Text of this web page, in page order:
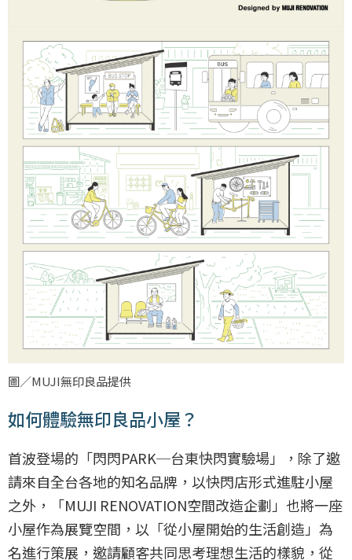
圖／MUJI無印良品提供
如何體驗無印良品小屋？
首波登場的「閃閃PARK─台東快閃實驗場」，除了邀
請來自全台各地的知名品牌，以快閃店形式進駐小屋
之外，「MUJI RENOVATION空間改造企劃」也將一座
小屋作為展覽空間，以「從小屋開始的生活創造」為
名進行策展，邀請顧客共同思考理想生活的樣貌，從